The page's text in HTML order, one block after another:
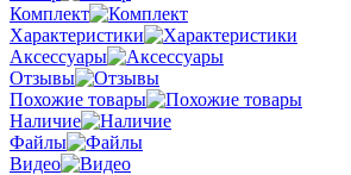
Комплект
Характеристики
Аксессуары
Отзывы
Похожие товары
Наличие
Файлы
Видео